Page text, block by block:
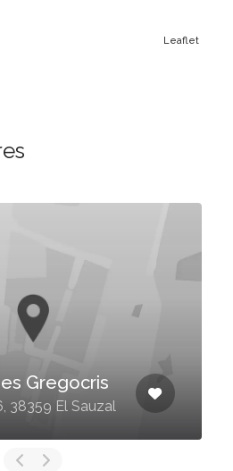
Leaflet
Gregocris
38359 El Sauzal